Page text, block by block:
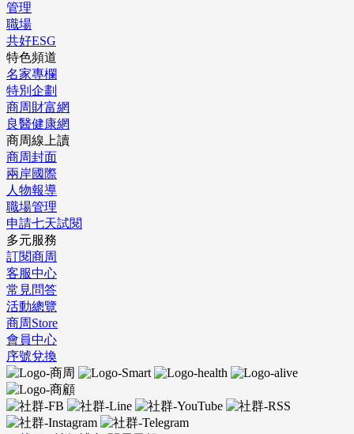
管理
職場
共好ESG
特色頻道
名家專欄
特別企劃
商周財富網
良醫健康網
商周線上讀
商周封面
兩岸國際
人物報導
職場管理
申請七天試閱
多元服務
訂閱商周
客服中心
常見問答
活動總覽
商周Store
會員中心
序號兌換